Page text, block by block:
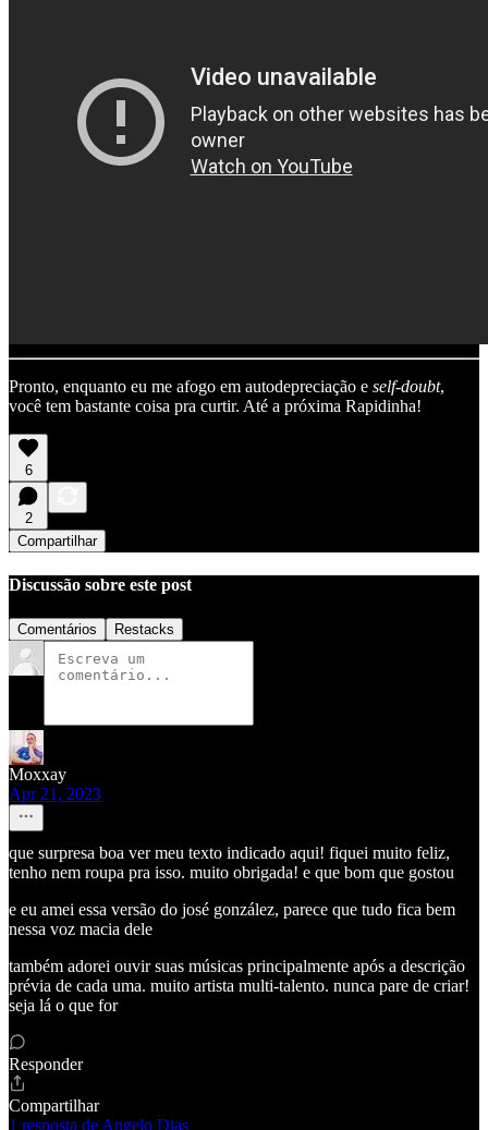
Pronto, enquanto eu me afogo em autodepreciação e self-doubt,
você tem bastante coisa pra curtir. Até a próxima Rapidinha!
6
2
Compartilhar
Discussão sobre este post
Comentários Restacks
Moxxay
Apr 21, 2023
que surpresa boa ver meu texto indicado aqui! fiquei muito feliz,
tenho nem roupa pra isso. muito obrigada! e que bom que gostou
e eu amei essa versão do josé gonzález, parece que tudo fica bem
nessa voz macia dele
também adorei ouvir suas músicas principalmente após a descrição
prévia de cada uma. muito artista multi-talento. nunca pare de criar!
seja lá o que for
Responder
Compartilhar
1 resposta de Angelo Dias